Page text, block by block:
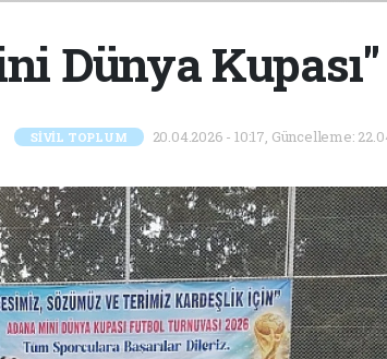
Dünya Kupası"
SİVİL TOPLUM 20.04.2026 - 10:17, Güncelleme: